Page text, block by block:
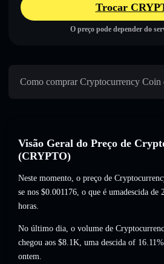
Trocar
O preço pode depender do
Como comprar Cryptocurrency Coin
Visão Geral do Preço de
(CRYPTO)
Neste momento, o preço de
se nos $0.001176, o que é umadescida de
horas.
No último dia, o volume de
chegou aos $8.1K, uma descida of 16.11%
ontem.